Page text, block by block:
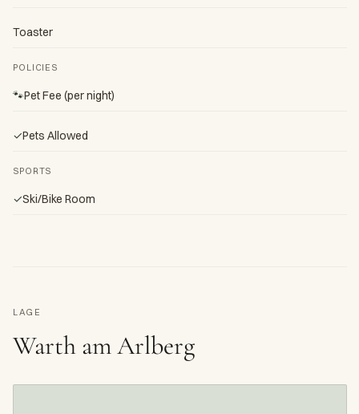
Toaster
POLICIES
🐾Pet Fee (per night)
✓Pets Allowed
SPORTS
✓Ski/Bike Room
LAGE
Warth am Arlberg